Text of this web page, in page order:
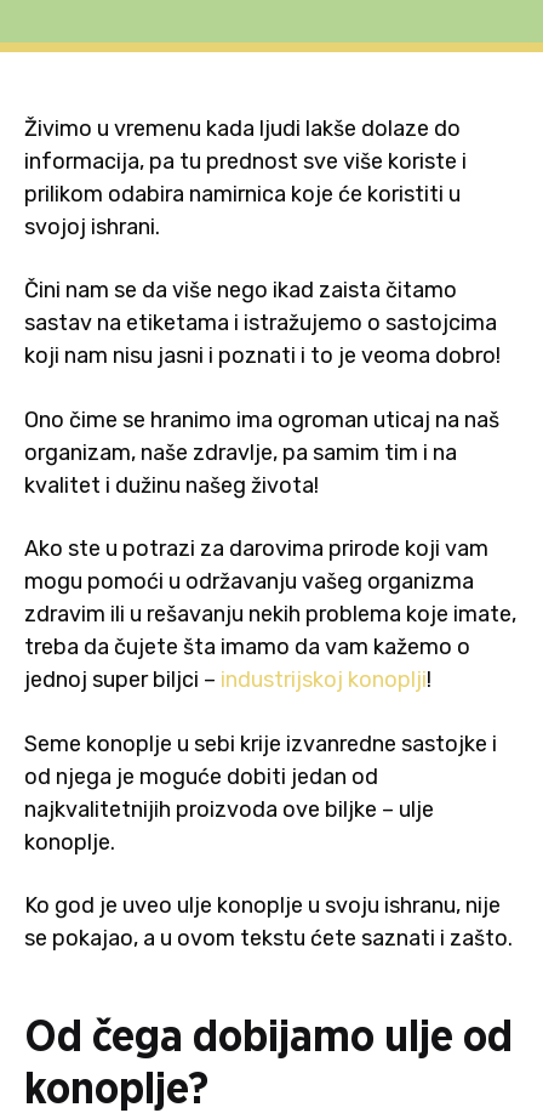
Živimo u vremenu kada ljudi lakše dolaze do
informacija, pa tu prednost sve više koriste i
prilikom odabira namirnica koje će koristiti u
svojoj ishrani.
Čini nam se da više nego ikad zaista čitamo
sastav na etiketama i istražujemo o sastojcima
koji nam nisu jasni i poznati i to je veoma dobro!
Ono čime se hranimo ima ogroman uticaj na naš
organizam, naše zdravlje, pa samim tim i na
kvalitet i dužinu našeg života!
Ako ste u potrazi za darovima prirode koji vam
mogu pomoći u održavanju vašeg organizma
zdravim ili u rešavanju nekih problema koje imate,
treba da čujete šta imamo da vam kažemo o
jednoj super biljci – industrijskoj konoplji!
Seme konoplje u sebi krije izvanredne sastojke i
od njega je moguće dobiti jedan od
najkvalitetnijih proizvoda ove biljke – ulje
konoplje.
Ko god je uveo ulje konoplje u svoju ishranu, nije
se pokajao, a u ovom tekstu ćete saznati i zašto.
Od čega dobijamo ulje od
konoplje?